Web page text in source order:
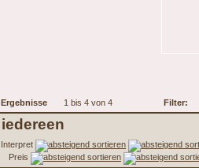
Ergebnisse 1 bis 4 von 4 Filter:
iedereen
Interpret
Preis